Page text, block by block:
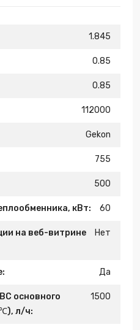
1.845
0.85
0.85
112000
Gekon
755
500
кВт: 60
на веб-витрине
Нет
Да
основного
л/ч:
1500